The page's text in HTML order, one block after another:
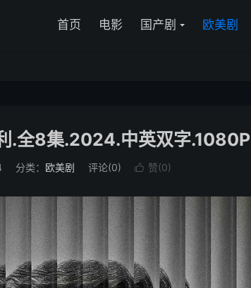
首页 电影 国产剧 欧美剧
.全8集.2024.中英双字.1080P
分类： 欧美剧 评论(0)  赞(0)